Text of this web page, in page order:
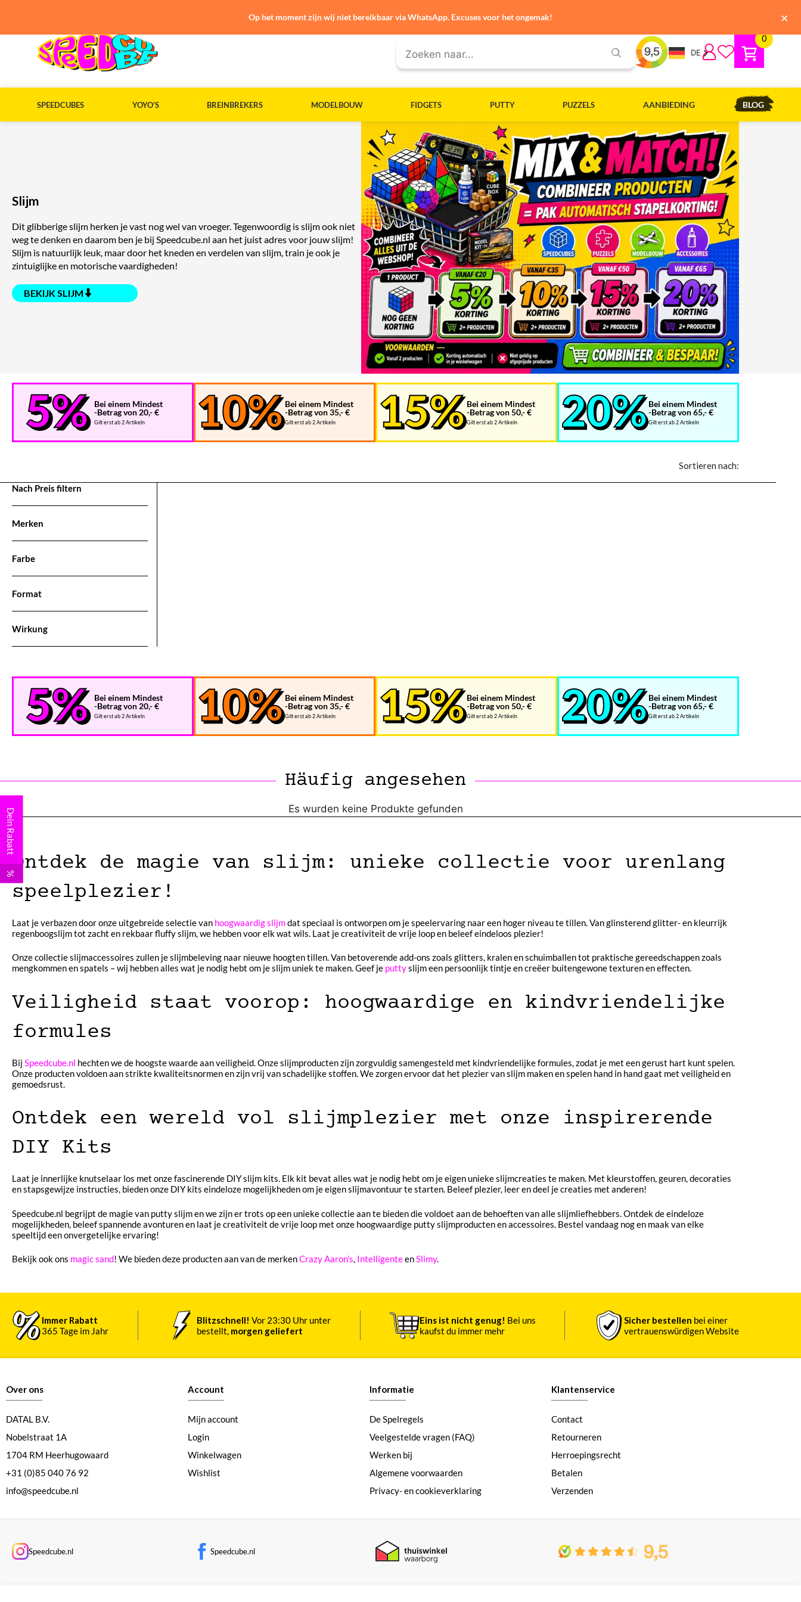
DE
0
SPEEDCUBES YOYO’S BREINBREKERS MODELBOUW FIDGETS PUTTY PUZZELS AANBIEDING BLOG
Slijm
Dit glibberige slijm herken je vast nog wel van vroeger. Tegenwoordig is slijm ook niet
weg te denken en daarom ben je bij Speedcube.nl aan het juist adres voor jouw slijm!
Slijm is natuurlijk leuk, maar door het kneden en verdelen van slijm, train je ook je
zintuiglijke en motorische vaardigheden!
BEKIJK SLIJM
Bei einem Mindest
-Betrag von 20,- €
Gilt erst ab 2 Artikeln
Bei einem Mindest
-Betrag von 35,- €
Gilt erst ab 2 Artikeln
Bei einem Mindest
-Betrag von 50,- €
Gilt erst ab 2 Artikeln
Bei einem Mindest
-Betrag von 65,- €
Gilt erst ab 2 Artikeln
Sortieren nach:
Nach Preis filtern
Merken
Farbe
Format
Wirkung
Bei einem Mindest
-Betrag von 20,- €
Gilt erst ab 2 Artikeln
Bei einem Mindest
-Betrag von 35,- €
Gilt erst ab 2 Artikeln
Bei einem Mindest
-Betrag von 50,- €
Gilt erst ab 2 Artikeln
Bei einem Mindest
-Betrag von 65,- €
Gilt erst ab 2 Artikeln
Häufig angesehen
Es wurden keine Produkte gefunden
Ontdek de magie van slijm: unieke collectie voor urenlang
speelplezier!
Laat je verbazen door onze uitgebreide selectie van hoogwaardig slijmdat speciaal is ontworpen om je speelervaring naar een hoger niveau te tillen. Van glinsterend glitter- en kleurrijk
regenboogslijm tot zacht en rekbaar fluffy slijm, we hebben voor elk wat wils. Laat je creativiteit de vrije loop en beleef eindeloos plezier!
Onze collectie slijmaccessoires zullen je slijmbeleving naar nieuwe hoogten tillen. Van betoverende add-ons zoals glitters, kralen en schuimballen tot praktische gereedschappen zoals
mengkommen en spatels – wij hebben alles wat je nodig hebt om je slijm uniek te maken. Geef je puttyslijm een persoonlijk tintje en creëer buitengewone texturen en effecten.
Veiligheid staat voorop: hoogwaardige en kindvriendelijke
formules
Bij Speedcube.nl hechten we de hoogste waarde aan veiligheid. Onze slijmproducten zijn zorgvuldig samengesteld met kindvriendelijke formules, zodat je met een gerust hart kunt spelen.
Onze producten voldoen aan strikte kwaliteitsnormen en zijn vrij van schadelijke stoffen. We zorgen ervoor dat het plezier van slijm maken en spelen hand in hand gaat met veiligheid en
gemoedsrust.
Ontdek een wereld vol slijmplezier met onze inspirerende
DIY Kits
Laat je innerlijke knutselaar los met onze fascinerende DIY slijm kits. Elk kit bevat alles wat je nodig hebt om je eigen unieke slijmcreaties te maken. Met kleurstoffen, geuren, decoraties
en stapsgewijze instructies, bieden onze DIY kits eindeloze mogelijkheden om je eigen slijmavontuur te starten. Beleef plezier, leer en deel je creaties met anderen!
Speedcube.nl begrijpt de magie van putty slijm en we zijn er trots op een unieke collectie aan te bieden die voldoet aan de behoeften van alle slijmliefhebbers. Ontdek de eindeloze
mogelijkheden, beleef spannende avonturen en laat je creativiteit de vrije loop met onze hoogwaardige putty slijmproducten en accessoires. Bestel vandaag nog en maak van elke
speeltijd een onvergetelijke ervaring!
Bekijk ook ons magic sand! We bieden deze producten aan van de merkenCrazy Aaron’s, IntelligenteenSlimy.
Immer Rabatt
365 Tage im Jahr
Blitzschnell! Vor 23:30 Uhr unter
bestellt, morgen geliefert
Eins ist nicht genug! Bei uns
kaufst du immer mehr
Sicher bestellen bei einer
vertrauenswürdigen Website
Over ons
DATAL B.V.
Nobelstraat 1A
1704 RM Heerhugowaard
+31 (0)85 040 76 92
info@speedcube.nl
Account
Mijn account
Login
Winkelwagen
Wishlist
Informatie
De Spelregels
Veelgestelde vragen (FAQ)
Werken bij
Algemene voorwaarden
Privacy- en cookieverklaring
Klantenservice
Contact
Retourneren
Herroepingsrecht
Betalen
Verzenden
Speedcube.nl Speedcube.nl
Dein Rabatt
%
Op het moment zijn wij niet bereikbaar via WhatsApp. Excuses voor het ongemak! ×